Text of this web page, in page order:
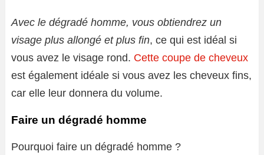
Avec le dégradé homme, vous obtiendrez un
visage plus allongé et plus fin, ce qui est idéal si
vous avez le visage rond. Cette coupe de cheveux
est également idéale si vous avez les cheveux fins,
car elle leur donnera du volume.
Faire un dégradé homme
Pourquoi faire un dégradé homme ?